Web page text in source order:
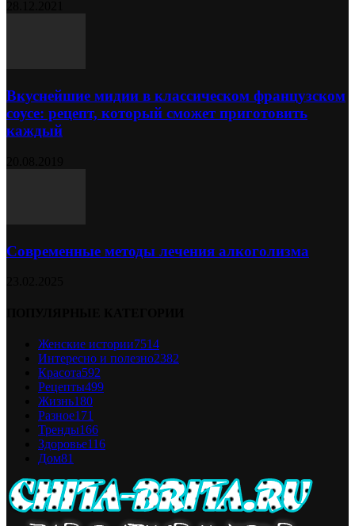
Вкуснейшие мидии в классическом французском
соусе: рецепт, который сможет приготовить
каждый
Современные методы лечения алкоголизма
Женские истории7514
Интересно и полезно2382
Красота592
Рецепты499
Жизнь180
Разное171
Тренды166
Здоровье116
Дом81